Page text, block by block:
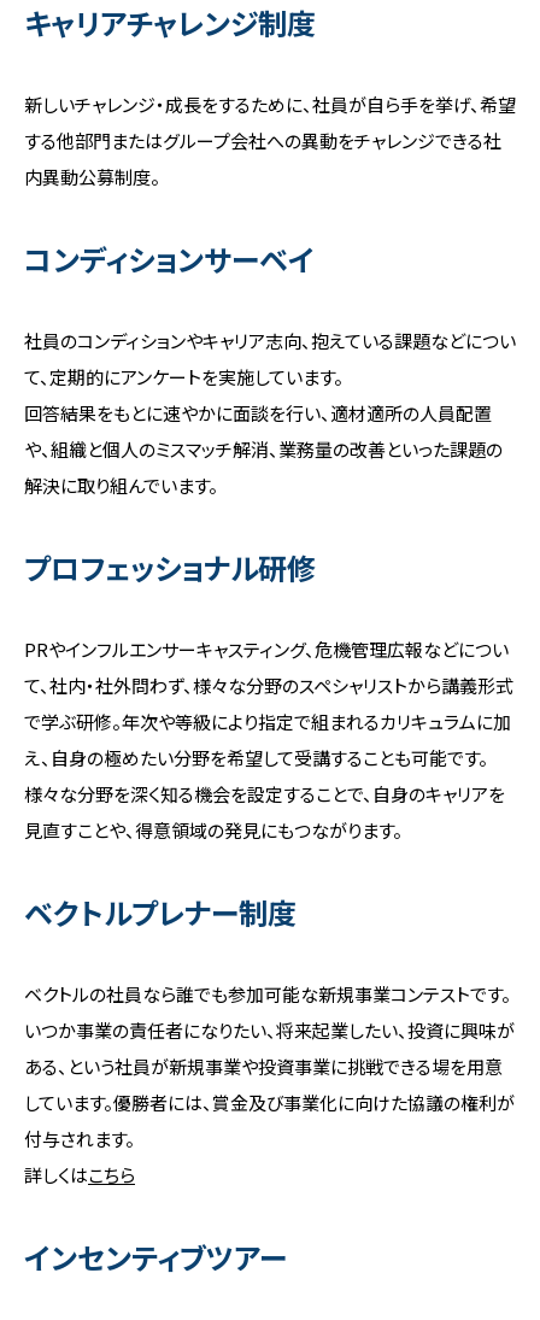
キャリアチャレンジ制度
新しいチャレンジ・成長をするために、社員が自ら手を挙げ、希望
する他部門またはグループ会社への異動をチャレンジできる社
内異動公募制度。
コンディションサーベイ
社員のコンディションやキャリア志向、抱えている課題などについ
て、定期的にアンケートを実施しています。
回答結果をもとに速やかに面談を行い、適材適所の人員配置
や、組織と個人のミスマッチ解消、業務量の改善といった課題の
解決に取り組んでいます。
プロフェッショナル研修
PRやインフルエンサーキャスティング、危機管理広報などについ
て、社内・社外問わず、様々な分野のスペシャリストから講義形式
で学ぶ研修。年次や等級により指定で組まれるカリキュラムに加
え、自身の極めたい分野を希望して受講することも可能です。
様々な分野を深く知る機会を設定することで、自身のキャリアを
見直すことや、得意領域の発見にもつながります。
ベクトルプレナー制度
ベクトルの社員なら誰でも参加可能な新規事業コンテストです。
いつか事業の責任者になりたい、将来起業したい、投資に興味が
ある、という社員が新規事業や投資事業に挑戦できる場を用意
しています。優勝者には、賞金及び事業化に向けた協議の権利が
付与されます。
詳しくはこちら
インセンティブツアー